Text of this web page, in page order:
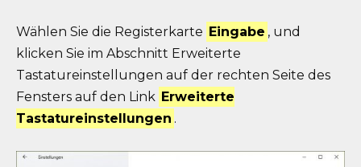
Wählen Sie die Registerkarte Eingabe , und
klicken Sie im Abschnitt Erweiterte
Tastatureinstellungen auf der rechten Seite des
Fensters auf den Link Erweiterte
Tastatureinstellungen .